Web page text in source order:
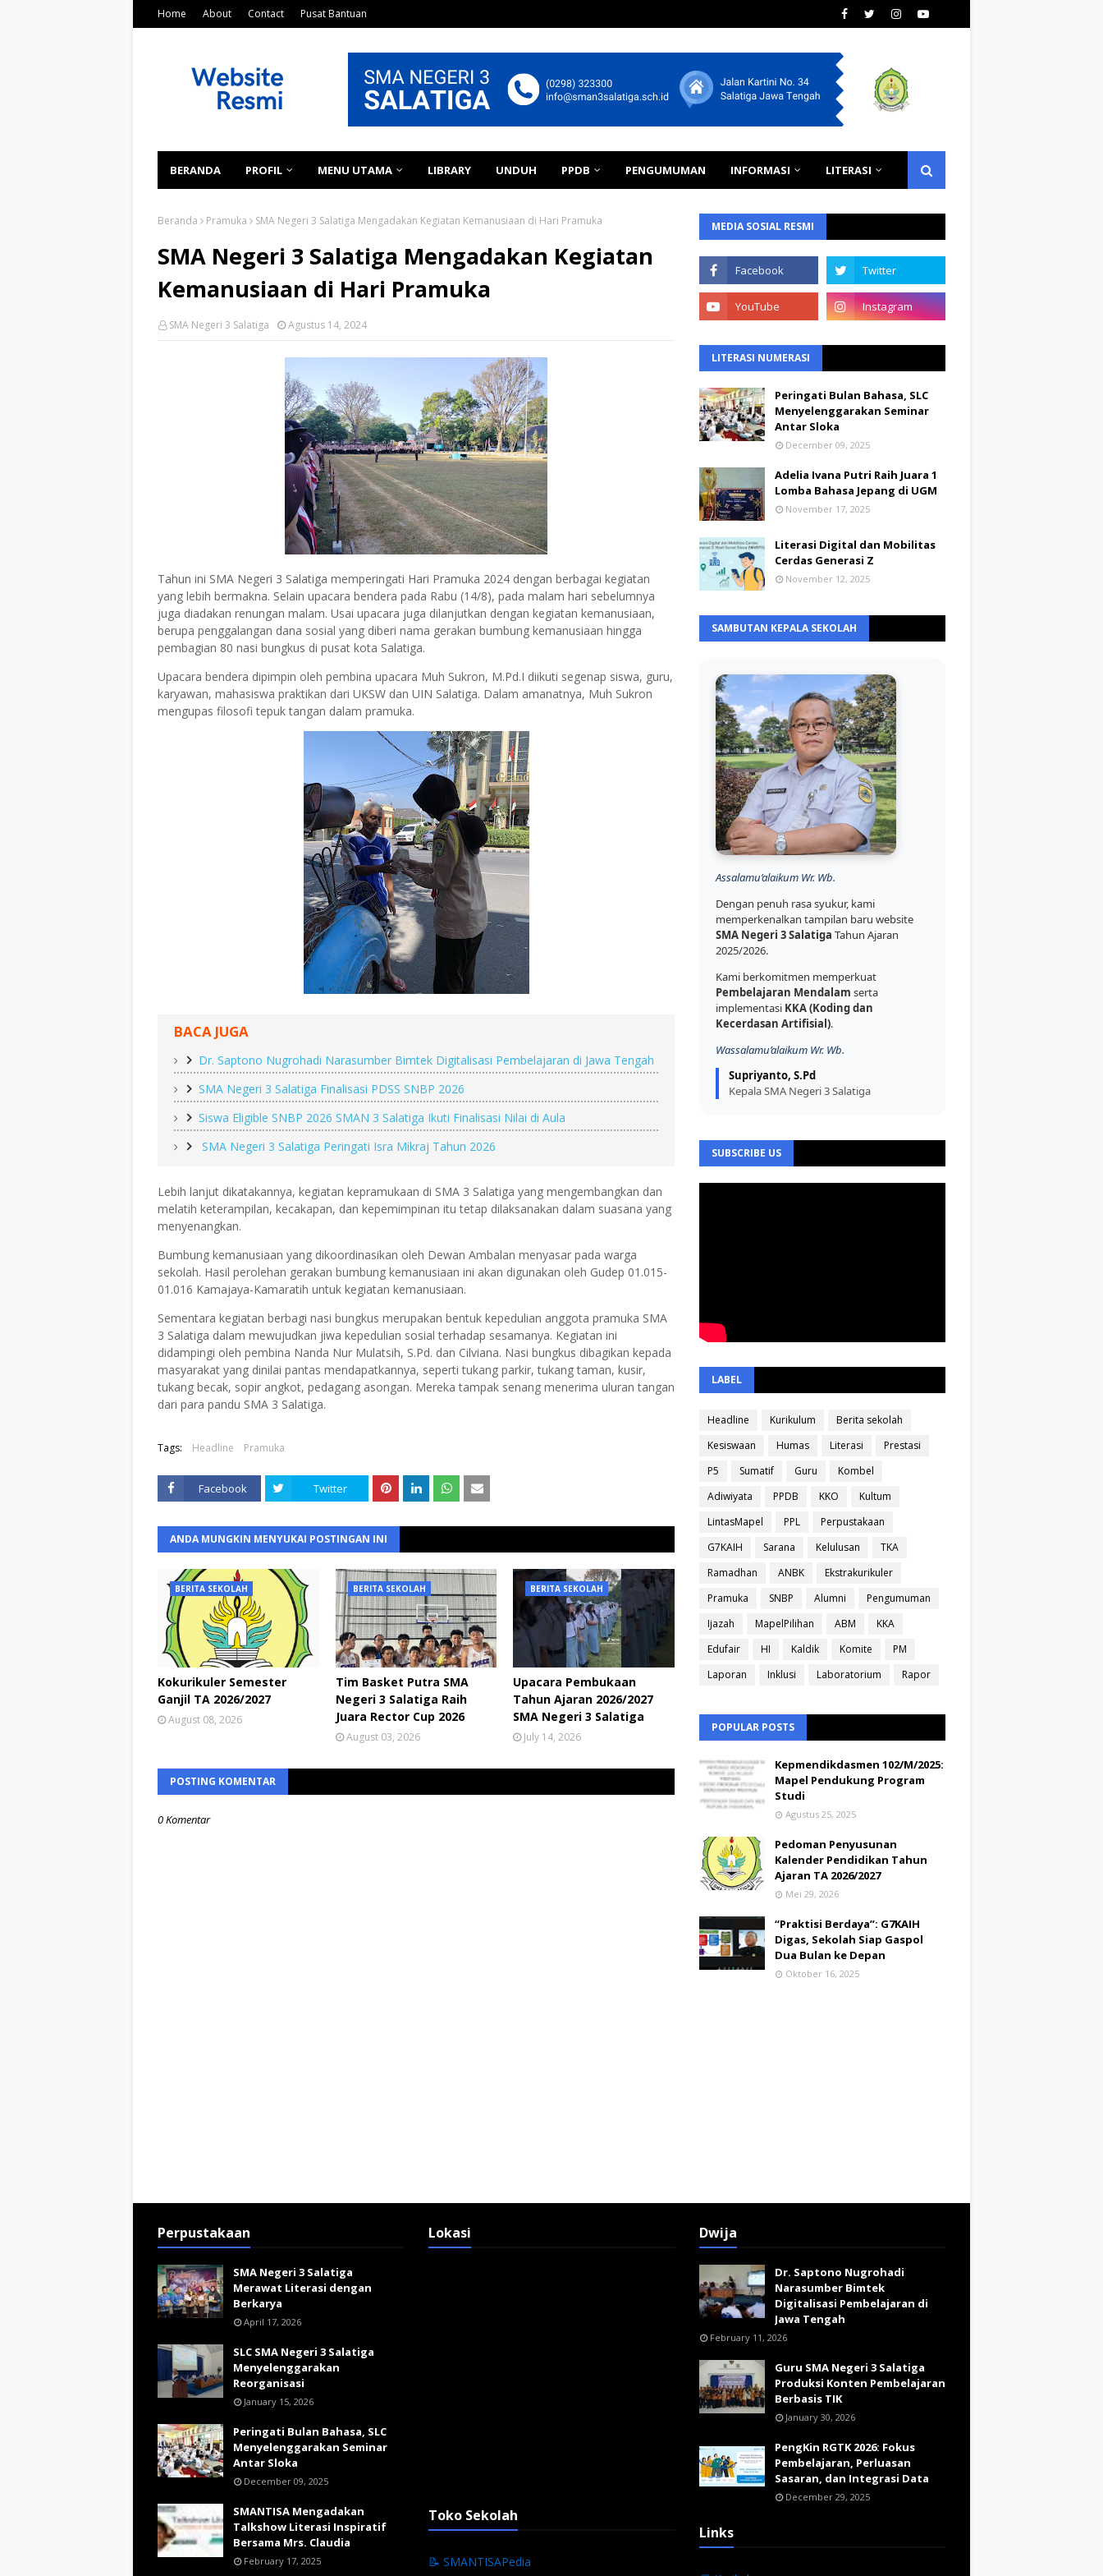
Home About Contact Pusat Bantuan
BERANDA PROFIL MENU UTAMA LIBRARY UNDUH PPDB PENGUMUMAN INFORMASI LITERASI
Beranda Pramuka SMA Negeri 3 Salatiga Mengadakan Kegiatan Kemanusiaan di Hari Pramuka
SMA Negeri 3 Salatiga Mengadakan Kegiatan
Kemanusiaan di Hari Pramuka
SMA Negeri 3 Salatiga Agustus 14, 2024
Tahun ini SMA Negeri 3 Salatiga memperingati Hari Pramuka 2024 dengan berbagai kegiatan
yang lebih bermakna. Selain upacara bendera pada Rabu (14/8), pada malam hari sebelumnya
juga diadakan renungan malam. Usai upacara juga dilanjutkan dengan kegiatan kemanusiaan,
berupa penggalangan dana sosial yang diberi nama gerakan bumbung kemanusiaan hingga
pembagian 80 nasi bungkus di pusat kota Salatiga.
Upacara bendera dipimpin oleh pembina upacara Muh Sukron, M.Pd.I diikuti segenap siswa, guru,
karyawan, mahasiswa praktikan dari UKSW dan UIN Salatiga. Dalam amanatnya, Muh Sukron
mengupas filosofi tepuk tangan dalam pramuka.
BACA JUGA
Dr. Saptono Nugrohadi Narasumber Bimtek Digitalisasi Pembelajaran di Jawa Tengah
SMA Negeri 3 Salatiga Finalisasi PDSS SNBP 2026
Siswa Eligible SNBP 2026 SMAN 3 Salatiga Ikuti Finalisasi Nilai di Aula
SMA Negeri 3 Salatiga Peringati Isra Mikraj Tahun 2026
Lebih lanjut dikatakannya, kegiatan kepramukaan di SMA 3 Salatiga yang mengembangkan dan
melatih keterampilan, kecakapan, dan kepemimpinan itu tetap dilaksanakan dalam suasana yang
menyenangkan.
Bumbung kemanusiaan yang dikoordinasikan oleh Dewan Ambalan menyasar pada warga
sekolah. Hasil perolehan gerakan bumbung kemanusiaan ini akan digunakan oleh Gudep 01.015-
01.016 Kamajaya-Kamaratih untuk kegiatan kemanusiaan.
Sementara kegiatan berbagi nasi bungkus merupakan bentuk kepedulian anggota pramuka SMA
3 Salatiga dalam mewujudkan jiwa kepedulian sosial terhadap sesamanya. Kegiatan ini
didampingi oleh pembina Nanda Nur Mulatsih, S.Pd. dan Cilviana. Nasi bungkus dibagikan kepada
masyarakat yang dinilai pantas mendapatkannya, seperti tukang parkir, tukang taman, kusir,
tukang becak, sopir angkot, pedagang asongan. Mereka tampak senang menerima uluran tangan
dari para pandu SMA 3 Salatiga.
Tags: Headline Pramuka
Facebook Twitter
ANDA MUNGKIN MENYUKAI POSTINGAN INI
BERITA SEKOLAH
Kokurikuler Semester
Ganjil TA 2026/2027
August 08, 2026
BERITA SEKOLAH
Tim Basket Putra SMA
Negeri 3 Salatiga Raih
Juara Rector Cup 2026
August 03, 2026
BERITA SEKOLAH
Upacara Pembukaan
Tahun Ajaran 2026/2027
SMA Negeri 3 Salatiga
July 14, 2026
POSTING KOMENTAR
0 Komentar
MEDIA SOSIAL RESMI
LITERASI NUMERASI
Peringati Bulan Bahasa, SLC
Menyelenggarakan Seminar
Antar Sloka
December 09, 2025
Adelia Ivana Putri Raih Juara 1
Lomba Bahasa Jepang di UGM
November 17, 2025
Literasi Digital dan Mobilitas
Cerdas Generasi Z
November 12, 2025
SAMBUTAN KEPALA SEKOLAH
Assalamu’alaikum Wr. Wb.
Dengan penuh rasa syukur, kami
memperkenalkan tampilan baru website
SMA Negeri 3 Salatiga Tahun Ajaran
2025/2026.
Kami berkomitmen memperkuat
Pembelajaran Mendalam serta
implementasi KKA (Koding dan
Kecerdasan Artifisial).
Wassalamu’alaikum Wr. Wb.
Supriyanto, S.Pd
Kepala SMA Negeri 3 Salatiga
SUBSCRIBE US
LABEL
Headline Kurikulum
Berita sekolah
Kesiswaan
Humas Literasi
Prestasi
P5
Sumatif Guru
Kombel
Adiwiyata
PPDB KKO
Kultum
LintasMapel
PPL
Perpustakaan
G7KAIH
Sarana Kelulusan
TKA
Ramadhan
ANBK
Ekstrakurikuler
Pramuka
SNBP Alumni
Pengumuman
Ijazah
MapelPilihan ABM
KKA
Edufair
HI Kaldik Komite
PM
Laporan
Inklusi Laboratorium Rapor
POPULAR POSTS
Kepmendikdasmen 102/M/2025:
Mapel Pendukung Program
Studi
Agustus 25, 2025
Pedoman Penyusunan
Kalender Pendidikan Tahun
Ajaran TA 2026/2027
Mei 29, 2026
“Praktisi Berdaya”: G7KAIH
Digas, Sekolah Siap Gaspol
Dua Bulan ke Depan
Oktober 16, 2025
Perpustakaan
SMA Negeri 3 Salatiga
Merawat Literasi dengan
Berkarya
April 17, 2026
SLC SMA Negeri 3 Salatiga
Menyelenggarakan
Reorganisasi
January 15, 2026
Peringati Bulan Bahasa, SLC
Menyelenggarakan Seminar
Antar Sloka
December 09, 2025
SMANTISA Mengadakan
Talkshow Literasi Inspiratif
Bersama Mrs. Claudia
February 17, 2025
Lokasi
Toko Sekolah
📝 SMANTISAPedia
Dwija
Dr. Saptono Nugrohadi
Narasumber Bimtek
Digitalisasi Pembelajaran di
Jawa Tengah
February 11, 2026
Guru SMA Negeri 3 Salatiga
Produksi Konten Pembelajaran
Berbasis TIK
January 30, 2026
PengKin RGTK 2026: Fokus
Pembelajaran, Perluasan
Sasaran, dan Integrasi Data
December 29, 2025
Links